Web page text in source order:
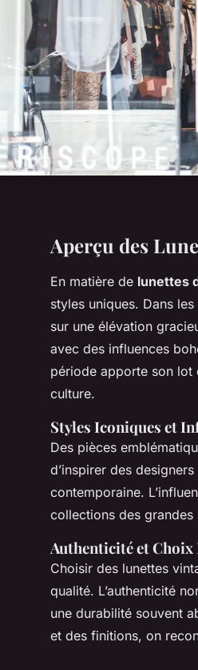
Aperçu des
En matière de lunettes
styles uniques. Dans
sur une élévation
avec des influences
période apporte son lot
culture.
Styles Iconiques et
Des pièces
d’inspirer des
contemporaine.
collections des grandes
Authenticité et Choix
Choisir des lunettes
qualité. L’authenticité
une durabilité souvent
et des finitions, on